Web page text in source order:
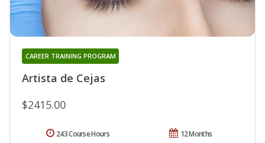
Artista de Cejas
CAREER TRAINING PROGRAM
$2415.00
12 Months
243 Course Hours